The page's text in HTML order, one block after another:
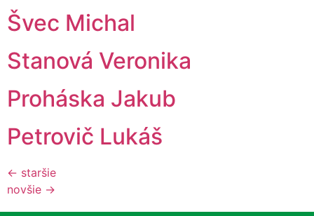
Švec Michal
Stanová Veronika
Proháska Jakub
Petrovič Lukáš
← staršie
novšie →